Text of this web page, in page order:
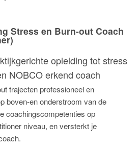
Stress en Burn-out Coach
opleiding tot stress
NOBCO erkend coach
trajecten professioneel en
boven-en onderstroom van de
coachingscompetenties op
niveau, en versterkt je